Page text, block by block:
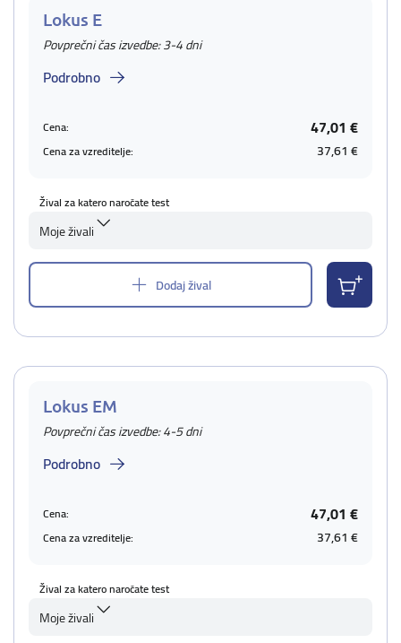
Lokus E
Povprečni čas izvedbe: 3-4 dni
Podrobno
Cena: 47,01 €
Cena za vzreditelje: 37,61 €
Žival za katero naročate test
Moje živali
Dodaj žival
Lokus EM
Povprečni čas izvedbe: 4-5 dni
Podrobno
Cena: 47,01 €
Cena za vzreditelje: 37,61 €
Žival za katero naročate test
Moje živali